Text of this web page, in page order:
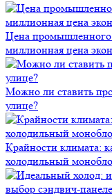
Цена промышленного
миллионная цена
Можно ли ставить
улице?
Крайности климата:
холодильный